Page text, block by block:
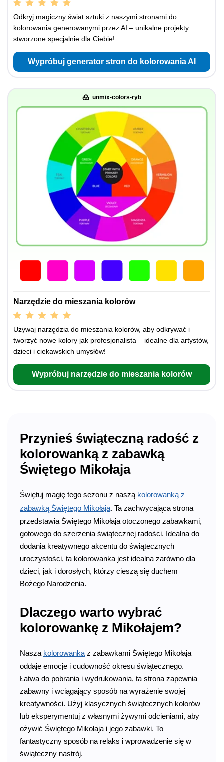
Odkryj magiczny świat sztuki z naszymi stronami do
kolorowania generowanymi przez AI – unikalne projekty
stworzone specjalnie dla Ciebie!
Wypróbuj generator stron do kolorowania AI
unmix-colors-ryb
Narzędzie do mieszania kolorów
Używaj narzędzia do mieszania kolorów, aby odkrywać i
tworzyć nowe kolory jak profesjonalista – idealne dla artystów,
dzieci i ciekawskich umysłów!
Wypróbuj narzędzie do mieszania kolorów
Przynieś świąteczną radość z
kolorowanką z zabawką
Świętego Mikołaja
Świętuj magię tego sezonu z naszą kolorowanką z
zabawką Świętego Mikołaja. Ta zachwycająca strona
przedstawia Świętego Mikołaja otoczonego zabawkami,
gotowego do szerzenia świątecznej radości. Idealna do
dodania kreatywnego akcentu do świątecznych
uroczystości, ta kolorowanka jest idealna zarówno dla
dzieci, jak i dorosłych, którzy cieszą się duchem
Bożego Narodzenia.
Dlaczego warto wybrać
kolorowankę z Mikołajem?
Nasza kolorowanka z zabawkami Świętego Mikołaja
oddaje emocje i cudowność okresu świątecznego.
Łatwa do pobrania i wydrukowania, ta strona zapewnia
zabawny i wciągający sposób na wyrażenie swojej
kreatywności. Użyj klasycznych świątecznych kolorów
lub eksperymentuj z własnymi żywymi odcieniami, aby
ożywić Świętego Mikołaja i jego zabawki. To
fantastyczny sposób na relaks i wprowadzenie się w
świąteczny nastrój.